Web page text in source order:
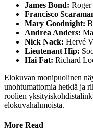
James Bond:
Francisco
Mary Goodnight:
Andrea Anders:
Nick Nack: Hervé
Lieutenant Hip:
Hai Fat: Richard
Elokuvan monipuolinen
unohtumattomia hetkiä ja
roolien yksityiskohdista
elokuvahahmoista.
More Read